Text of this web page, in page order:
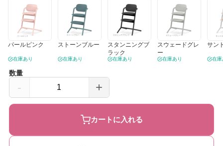
パールピンク
在庫あり
ストーンブルー
在庫あり
スタンニングブ
ラック
在庫あり
スウェードグレ
ー
在庫あり
サン
在
数量
レ
-
レ
チ
+
カートに入れる